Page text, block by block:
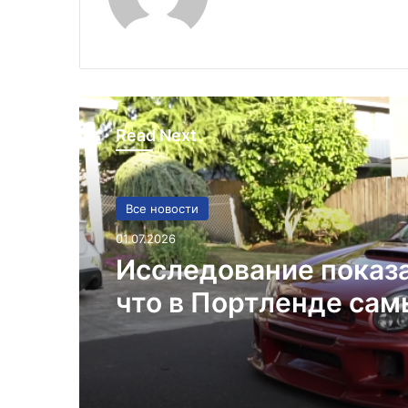
Read Next
Все новости
01.07.2026
Исследование
что в Портленде
высокий уровень
автомобилей на душу
населения в США